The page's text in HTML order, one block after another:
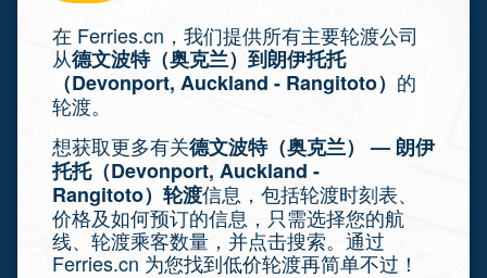
在 Ferries.cn，我们提供所有主要轮渡公司
从德文波特（奥克兰）到朗伊托托
（Devonport, Auckland - Rangitoto） 的
轮渡。
想获取更多有关德文波特（奥克兰） — 朗伊
托托（Devonport, Auckland -
Rangitoto）轮渡信息，包括轮渡时刻表、
价格及如何预订的信息，只需选择您的航
线、轮渡乘客数量，并点击搜索。通过
Ferries.cn 为您找到低价轮渡再简单不过！